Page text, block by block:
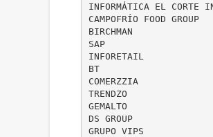
INFORMÁTICA EL CORTE
CAMPOFRÍO FOOD GROUP
BIRCHMAN
SAP
INFORETAIL
BT
COMERZZIA
TRENDZO
GEMALTO
DS GROUP
GRUPO VIPS